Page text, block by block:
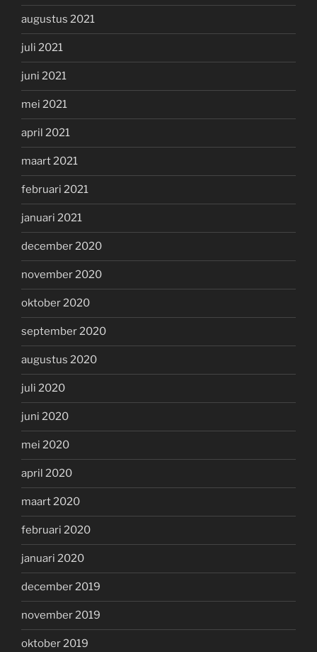
augustus 2021
juli 2021
juni 2021
mei 2021
april 2021
maart 2021
februari 2021
januari 2021
december 2020
november 2020
oktober 2020
september 2020
augustus 2020
juli 2020
juni 2020
mei 2020
april 2020
maart 2020
februari 2020
januari 2020
december 2019
november 2019
oktober 2019